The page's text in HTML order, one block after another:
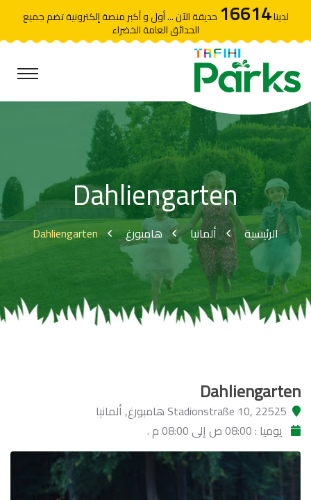
لدينا16614 حديقة الآن ... أول و أكبر منصة إلكترونية تضم جميع
الحدائق العامة الخضراء
Dahliengarten
الرئيسية ألمانيا هامبورغ Dahliengarten
Dahliengarten
Stadionstraße 10, 22525 هامبورغ, ألمانيا
يوميا : 08:00 ص إلى 08:00 م .